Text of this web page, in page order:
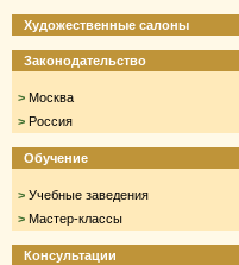
Художественные салоны
Законодательство
> Москва
> Россия
Обучение
> Учебные заведения
> Мастер-классы
Консультации